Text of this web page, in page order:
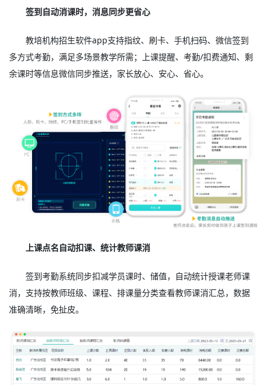
签到自动消课时，消息同步更省心
教培机构招生软件app支持指纹、刷卡、手机扫码、微信签到
多方式考勤，满足多场景教学所需；上课提醒、考勤/扣费通知、剩
余课时等信息微信同步推送，家长放心、安心、省心。
上课点名自动扣课、统计教师课消
签到考勤系统同步扣减学员课时、储值，自动统计授课老师课
消，支持按教师班级、课程、排课量分类查看教师课消汇总，数据
准确清晰，免扯皮。